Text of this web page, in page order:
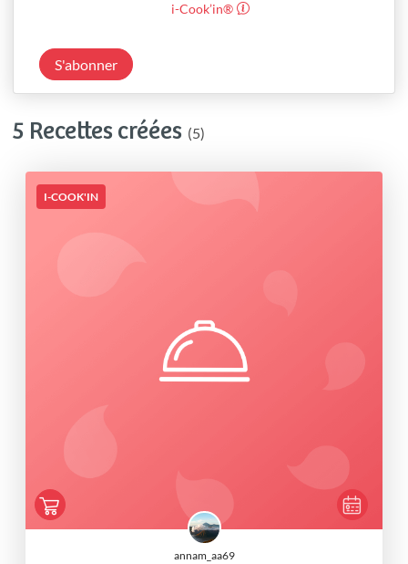
i-Cook’in®
S'abonner
5 Recettes créées (5)
I-COOK'IN
annam_aa69